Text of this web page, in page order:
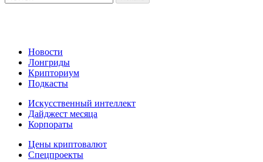
Новости
Лонгриды
Крипториум
Подкасты
Искусственный интеллект
Дайджест месяца
Корпораты
Цены криптовалют
Спецпроекты